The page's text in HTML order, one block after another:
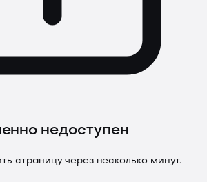
недоступен
страницу через несколько минут.